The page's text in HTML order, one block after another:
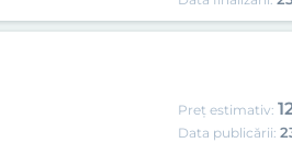
Preț estimativ:
Data publicării: